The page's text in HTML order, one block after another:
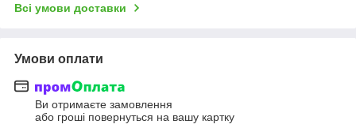
Всі умови доставки
Умови оплати
Ви отримаєте замовлення
або гроші повернуться на вашу картку